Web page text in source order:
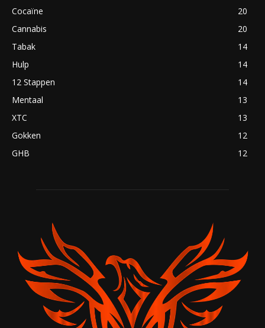
Cocaïne
20
Cannabis
20
Tabak
14
Hulp
14
12 Stappen
14
Mentaal
13
XTC
13
Gokken
12
GHB
12